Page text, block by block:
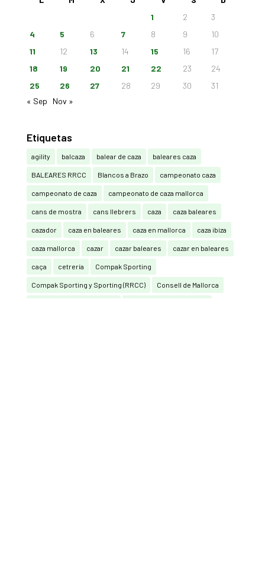
1
2
3
4
5 6 7 8 9
10
11
12 13 14 15 16
17
18
19 20 21 22 23
24
25
26 27 28 29 30
31
« Sep
Nov »
Etiquetas
agility balcaza balear de caza baleares caza
BALEARES RRCC Blancos a Brazo campeonato caza
campeonato de caza campeonato de caza mallorca
cans de mostra cans llebrers caza caza baleares
cazador caza en baleares caza en mallorca caza ibiza
caza mallorca cazar cazar baleares cazar en baleares
caça cetrería Compak Sporting
Compak Sporting y Sporting (RRCC) Consell de Mallorca